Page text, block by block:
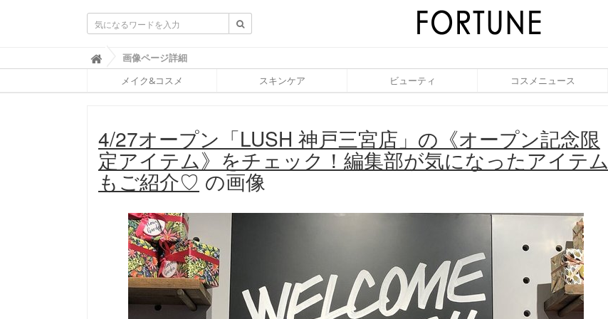
ふ
ぉ
ち
(
F
O
R
T
画像ページ詳細
メイク&コスメ スキンケア ビューティ コスメニュース
4/27オープン「LUSH 神戸三宮店」の《オープン記念限
定アイテム》をチェック！編集部が気になったアイテム
もご紹介♡ の画像